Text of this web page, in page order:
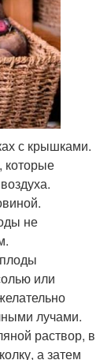
с крышками.
которые
не
или
лучами.
раствор, в
а затем